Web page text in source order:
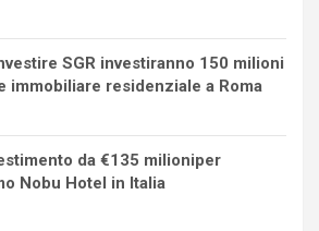
SGR investiranno 150 milioni
immobiliare residenziale a Roma
da €135 milioniper
Nobu Hotel in Italia